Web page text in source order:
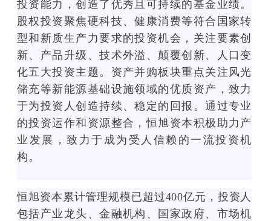
w
B
o
x
=
"
0
0
1
1
"
e
=
B
o
x
"
0
0
1
1
"
s
=
"
投资能力，创造了优秀且可持续的基金业绩。
股权投资聚焦硬科技、健康消费等符合国家转
型和新质生产力要求的投资机会，关注要素创
新、产品升级、技术外溢、颠覆创新、人口变
化五大投资主题。资产并购板块重点关注风光
储充等新能源基础设施领域的优质资产，致力
于为投资人创造持续、稳定的回报。通过专业
的投资运作和资源整合，恒旭资本积极助力产
业发展，致力于成为受人信赖的一流投资机
构。
恒旭资本累计管理规模已超过400亿元，投资人
包括产业龙头、金融机构、国家政府、市场机